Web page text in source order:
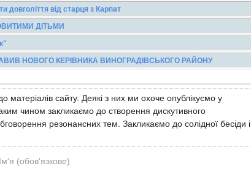
довголіття від старця з Карпат
себе багато. Зроби за день хоча б одне добре діло для
душі. І одне...
ДІТЬМИ
,, Імпасто’’ наповнипвся допитливими дитячими
школи мистецтв...
на найбільшу професійну музичну подію року –
музичний...
НОВОГО КЕРІВНИКА ВИНОГРАДІВСЬКОГО РАЙОНУ
Виноградівщині побував голова обласної державної
У великій залі...
матеріалів сайту. Деякі з них ми охоче опублікуємо у
чином закликаємо до створення дискутивного
резонансних тем. Закликаємо до солідної бесіди і
Ім'я (обов'язкове)